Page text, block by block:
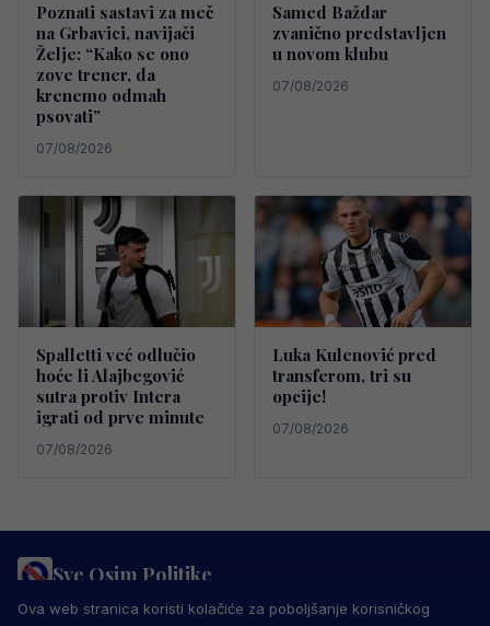
Poznati sastavi za meč
na Grbavici, navijači
Želje: “Kako se ono
zove trener, da
krenemo odmah
psovati”
07/08/2026
Samed Baždar
zvanično predstavljen
u novom klubu
07/08/2026
Spalletti već odlučio
hoće li Alajbegović
sutra protiv Intera
igrati od prve minute
07/08/2026
Luka Kulenović pred
transferom, tri su
opcije!
07/08/2026
Sve Osim Politike
PRAVILA PRIVATNOSTIMARKETING USLOVI KORIŠTENJA
Ova web stranica koristi kolačiće za poboljšanje korisničkog